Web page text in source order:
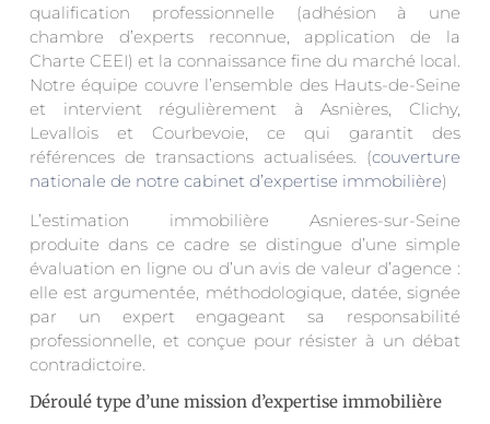
qualification professionnelle (adhésion à une
chambre d’experts reconnue, application de la
Charte CEEI) et la connaissance fine du marché local.
Notre équipe couvre l’ensemble des Hauts-de-Seine
et intervient régulièrement à Asnières, Clichy,
Levallois et Courbevoie, ce qui garantit des
références de transactions actualisées. (couverture
nationale de notre cabinet d’expertise immobilière)
L’estimation immobilière Asnieres-sur-Seine
produite dans ce cadre se distingue d’une simple
évaluation en ligne ou d’un avis de valeur d’agence :
elle est argumentée, méthodologique, datée, signée
par un expert engageant sa responsabilité
professionnelle, et conçue pour résister à un débat
contradictoire.
Déroulé type d’une mission d’expertise immobilière